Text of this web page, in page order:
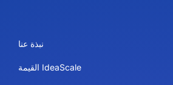
نبذة عنا
IdeaScale القيمة